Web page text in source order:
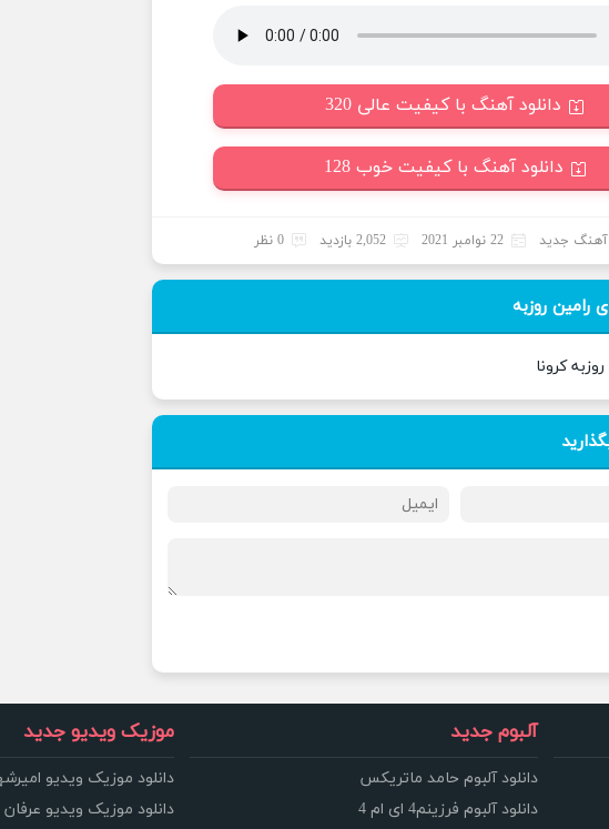
دانلود آهنگ با کیفیت عالی 320
دانلود آهنگ با کیفیت خوب 128
جدید 22 نوامبر 2021 2,052 بازدید 0 نظر
رامین روزبه
کرونا
آلبوم جدید
دانلود آلبوم حامد ماتریکس
دانلود آلبوم فرزینم4 ای ام 4
موزیک ویدیو جدید
دانلود موزیک ویدیو
دانلود موزیک ویدیو